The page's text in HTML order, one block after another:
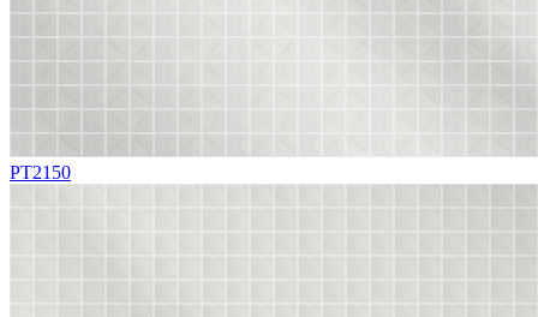
PT2150